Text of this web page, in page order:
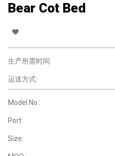
Bear Cot Bed
生产所需时间:
运送方式:
Model No.:
Port:
Size: